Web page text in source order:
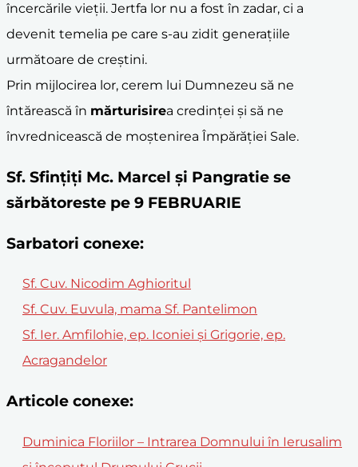
încercările vieții. Jertfa lor nu a fost în zadar, ci a
devenit temelia pe care s-au zidit generațiile
următoare de creștini.
Prin mijlocirea lor, cerem lui Dumnezeu să ne
întărească în mărturisirea credinței și să ne
învrednicească de moștenirea Împărăției Sale.
Sf. Sfinţiţi Mc. Marcel şi Pangratie se
sărbătoreste pe 9 FEBRUARIE
Sarbatori conexe:
Sf. Cuv. Nicodim Aghioritul
Sf. Cuv. Euvula, mama Sf. Pantelimon
Sf. Ier. Amfilohie, ep. Iconiei și Grigorie, ep.
Acragandelor
Articole conexe:
Duminica Floriilor – Intrarea Domnului în Ierusalim